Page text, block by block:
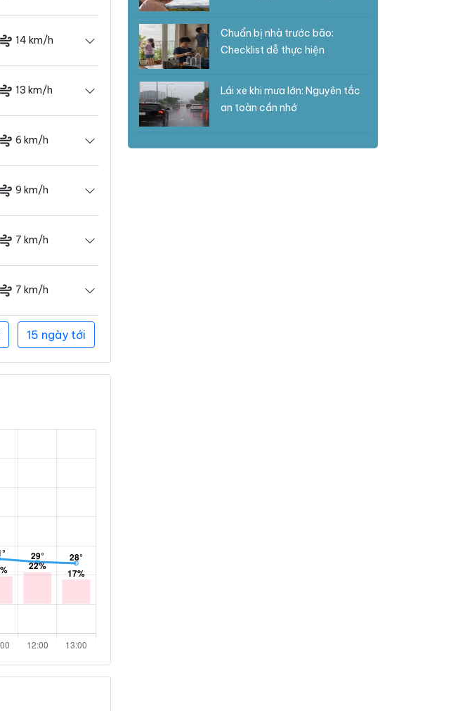
14 km/h
13 km/h
6 km/h
9 km/h
7 km/h
7 km/h
15 ngày tới
Chuẩn bị nhà trước bão:
Checklist dễ thực hiện
Lái xe khi mưa lớn: Nguyên tắc
an toàn cần nhớ